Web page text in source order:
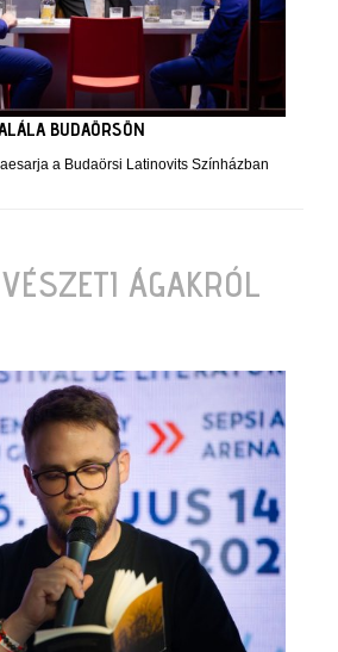
BUDAÖRSÖN
a Budaörsi Latinovits Színházban
ÁGAKRÓL